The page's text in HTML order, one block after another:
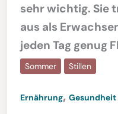
sehr wichtig. Sie
aus als
jeden Tag genug
Sommer Stillen
Ernährung, Gesundheit